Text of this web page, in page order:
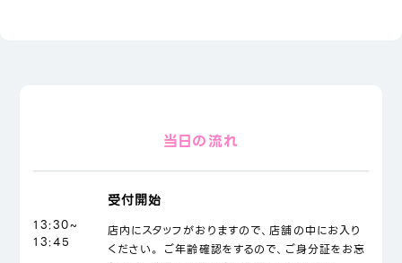
当日の流れ
13:30~
13:45
受付開始
店内にスタッフがおりますので、店舗の中にお入り
ください。 ご年齢確認をするので、ご身分証をお忘